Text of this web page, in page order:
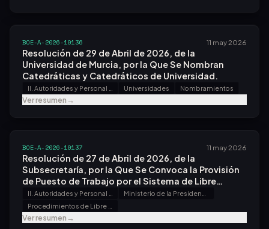
BOE-A-2026-10136 11 may 2026
Resolución de 29 de Abril de 2026, de la
Universidad de Murcia, por la Que Se Nombran
Catedráticas y Catedráticos de Universidad.
Universidades Nombramientos
Ver resumen→
BOE-A-2026-10137 11 may 2026
Resolución de 27 de Abril de 2026, de la
Subsecretaría, por la Que Se Convoca la Provisión
de Puesto de Trabajo por el Sistema de Libre
Designación.
Ver resumen→